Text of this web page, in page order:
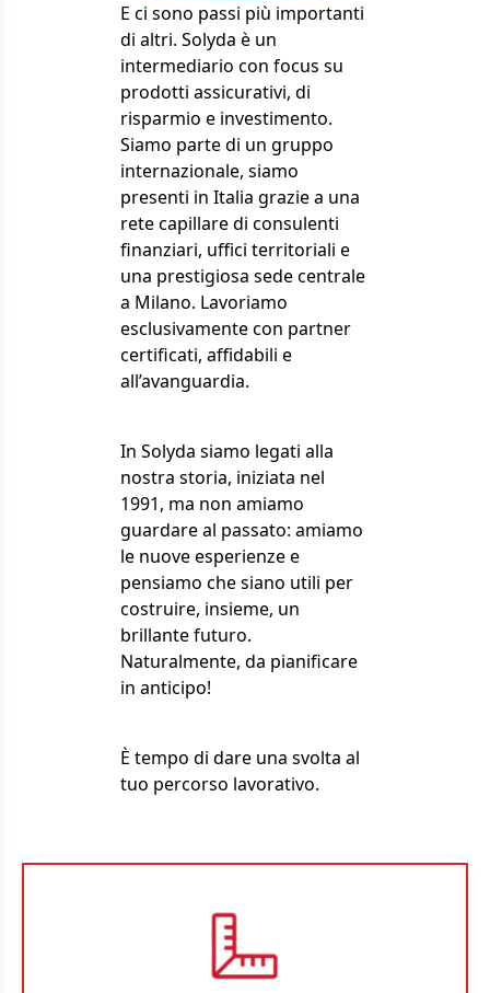
E ci sono passi più importanti
di altri. Solyda è un
intermediario con focus su
prodotti assicurativi, di
risparmio e investimento.
Siamo parte di un gruppo
internazionale, siamo
presenti in Italia grazie a una
rete capillare di consulenti
finanziari, uffici territoriali e
una prestigiosa sede centrale
a Milano. Lavoriamo
esclusivamente con partner
certificati, affidabili e
all’avanguardia.
In Solyda siamo legati alla
nostra storia, iniziata nel
1991, ma non amiamo
guardare al passato: amiamo
le nuove esperienze e
pensiamo che siano utili per
costruire, insieme, un
brillante futuro.
Naturalmente, da pianificare
in anticipo!
È tempo di dare una svolta al
tuo percorso lavorativo.